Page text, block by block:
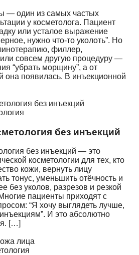
— один из самых частых
у косметолога. Пациент
или усталое выражение
нужно что-то уколоть”. Но
филлер,
совсем другую процедуру —
“убрать морщину”, а от
она появилась. В инъекционной
без инъекций
без инъекций — это
косметологии для тех, кто
кожи, вернуть лицу
тонус, уменьшить отёчность и
без уколов, разрезов и резкой
пациенты приходят с
“Я хочу выглядеть лучше,
И это абсолютно
[…]